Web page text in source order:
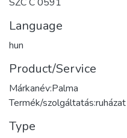
Language
hun
Product/Service
Márkanév:Palma
Termék/szolgáltatás:ruházat
Type